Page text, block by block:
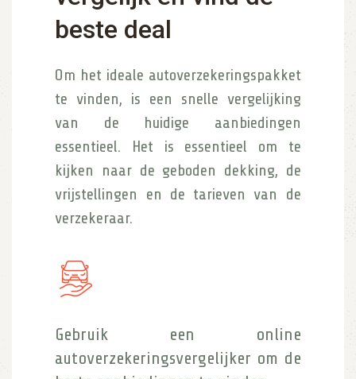
beste deal
Om het ideale autoverzekeringspakket
te vinden, is een snelle vergelijking
van de huidige aanbiedingen
essentieel. Het is essentieel om te
kijken naar de geboden dekking, de
vrijstellingen en de tarieven van de
verzekeraar.
Gebruik een online
autoverzekeringsvergelijker om de